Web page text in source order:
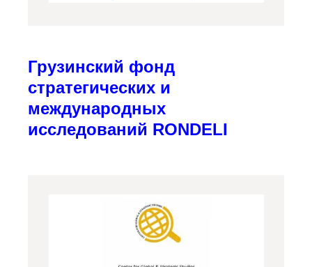
Грузинский фонд
стратегических и
международных
исследований RONDELI